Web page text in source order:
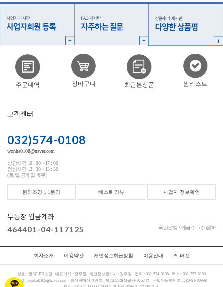
주문내역 장바구니 최근본상품 찜리스트
고객센터
032)574-0108
wonha0108@naver.com
상담시간 10 : 00 ~ 17 : 00
점심시간 12 : 30 ~ 13 : 30
(토,일,공휴일 휴무)
원하조명 1:1문의 베스트 리뷰 사업자 정보확인
무통장 입금계좌
464401-04-117125 국민은행 / 예금주 : (주)원하
회사소개 이용약관 개인정보취급방침 이용안내 PC버전
상호 : 원하LED조명 대표이사 : 장주원 개인정보관리자 : 장주원 전화 : 032-574-0108 팩스 : 031-352-8180
메일 : wonha0108@naver.com 통신판매신고번호 : 제 2022-화성팔탄-0152 호 사업자등록번호 : 180-81-00998